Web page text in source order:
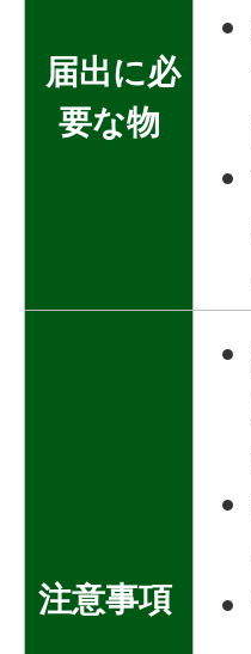
届出に必
要な物
注意事項